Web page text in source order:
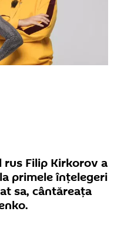
Filip Kirkorov a
primele înțelegeri
sa, cântăreața